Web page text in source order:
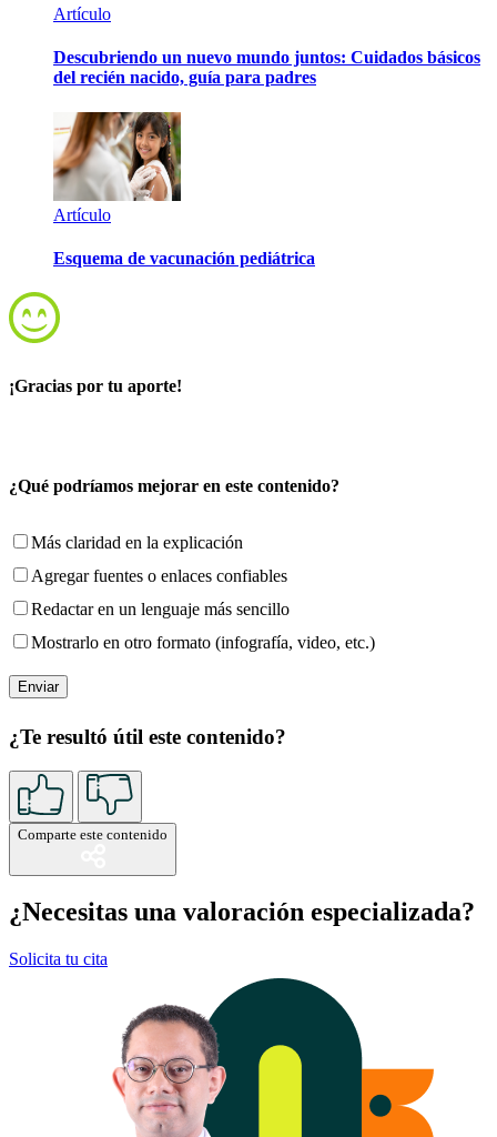
Artículo
Descubriendo un nuevo mundo juntos: Cuidados básicos
del recién nacido, guía para padres
Artículo
Esquema de vacunación pediátrica
¡Gracias por tu aporte!
¿Qué podríamos mejorar en este contenido?
Más claridad en la explicación
Agregar fuentes o enlaces confiables
Redactar en un lenguaje más sencillo
Mostrarlo en otro formato (infografía, video, etc.)
¿Te resultó útil este contenido?
Comparte este contenido
¿Necesitas una valoración especializada?
Solicita tu cita